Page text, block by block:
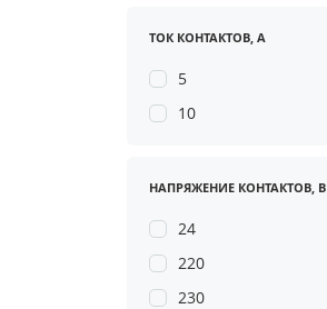
ТОК КОНТАКТОВ, А
5
10
НАПРЯЖЕНИЕ КОНТАКТОВ, В
24
220
230